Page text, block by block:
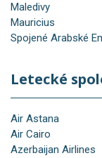
Maledivy
Mauricius
Spojené Arabské
Letecké
Air Astana
Air Cairo
Azerbaijan Airlines